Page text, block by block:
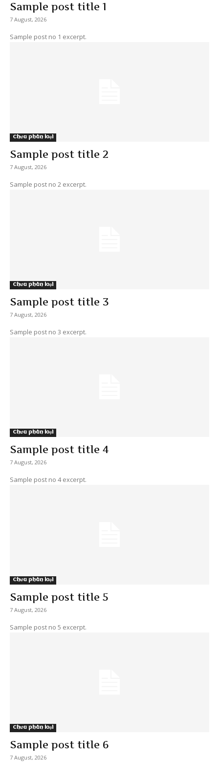
Sample post title 1
7 August, 2026
Sample post no 1 excerpt.
Chưa phân loại
Sample post title 2
7 August, 2026
Sample post no 2 excerpt.
Chưa phân loại
Sample post title 3
7 August, 2026
Sample post no 3 excerpt.
Chưa phân loại
Sample post title 4
7 August, 2026
Sample post no 4 excerpt.
Chưa phân loại
Sample post title 5
7 August, 2026
Sample post no 5 excerpt.
Chưa phân loại
Sample post title 6
7 August, 2026